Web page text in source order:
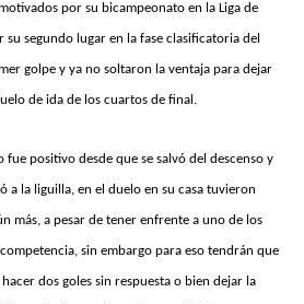
por su bicampeonato en la Liga de
su segundo lugar en la fase clasificatoria del
golpe y ya no soltaron la ventaja para dejar
de ida de los cuartos de final.
fue positivo desde que se salvó del descenso y
a la liguilla, en el duelo en su casa tuvieron
más, a pesar de tener enfrente a uno de los
sin embargo para eso tendrán que
dos goles sin respuesta o bien dejar la